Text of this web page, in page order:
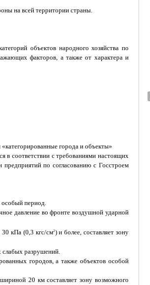
на всей территории страны.
объектов народного хозяйства по
факторов, а также от характера и
города и объекты»
в соответствии с требованиями настоящих
по согласованию с Госстроем
особый период.
давление во фронте воздушной ударной
30 кПа (0,3 кгс/см2) и более, составляет зону
слабых разрушений.
городов, а также объектов особой
20 км составляет зону возможного